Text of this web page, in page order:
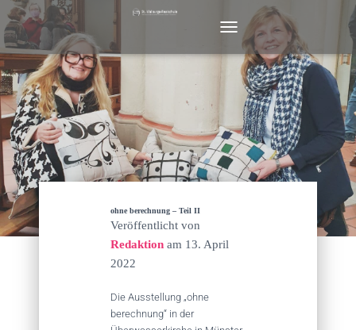
A
T
I
O
N
H
N
ohne berechnung – Teil II
Veröffentlicht von
Redaktion am 13. April
2022
Die Ausstellung „ohne
berechnung“ in der